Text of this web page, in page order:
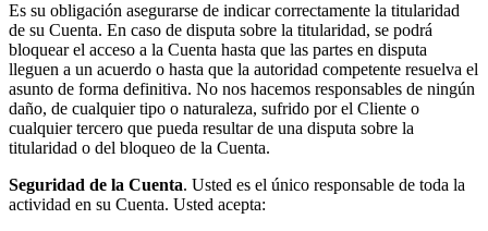
Es su obligación asegurarse de indicar correctamente la titularidad
de su Cuenta. En caso de disputa sobre la titularidad, se podrá
bloquear el acceso a la Cuenta hasta que las partes en disputa
lleguen a un acuerdo o hasta que la autoridad competente resuelva el
asunto de forma definitiva. No nos hacemos responsables de ningún
daño, de cualquier tipo o naturaleza, sufrido por el Cliente o
cualquier tercero que pueda resultar de una disputa sobre la
titularidad o del bloqueo de la Cuenta.
Seguridad de la Cuenta. Usted es el único responsable de toda la
actividad en su Cuenta. Usted acepta: